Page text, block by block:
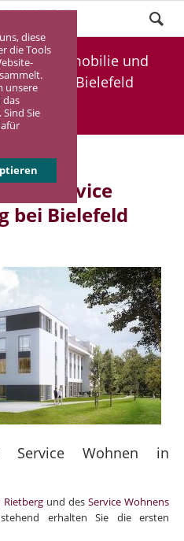
diese
die Tools
unsere
das
Sie
Pflegeimmobilie und
bei Bielefeld
Aktuelles
Service
bei Bielefeld
Service Wohnen in
Rietberg und desService Wohnens
erhalten Sie die ersten